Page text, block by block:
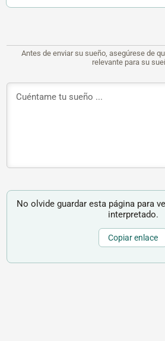
Antes de enviar su sueño, asegúrese de
relevante para su
No olvide guardar esta página para
interpretado.
Copiar enlace